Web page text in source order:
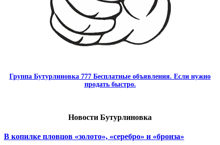
Группа Бутурлиновка 777 Бесплатные объявления. Если нужно
продать быстро.
Новости Бутурлиновка
В копилке пловцов «золото», «серебро» и «бронза»